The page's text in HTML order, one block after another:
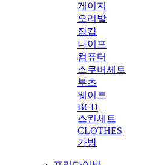
게이지
오리발
장갑
나이프
컴퓨터
스쿠버세트
부츠
웨이트
BCD
스킨세트
CLOTHES
가방